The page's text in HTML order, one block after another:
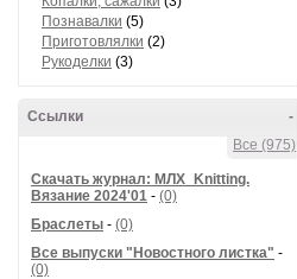
Познавалки (5)
Приготовлялки (2)
Рукоделки (3)
-
Ссылки
Все (975)
Скачать журнал: МЛХ_Knitting.
Вязание 2024'01 - (0)
Браслеты - (0)
Все выпуски "Новостного листка" -
(0)